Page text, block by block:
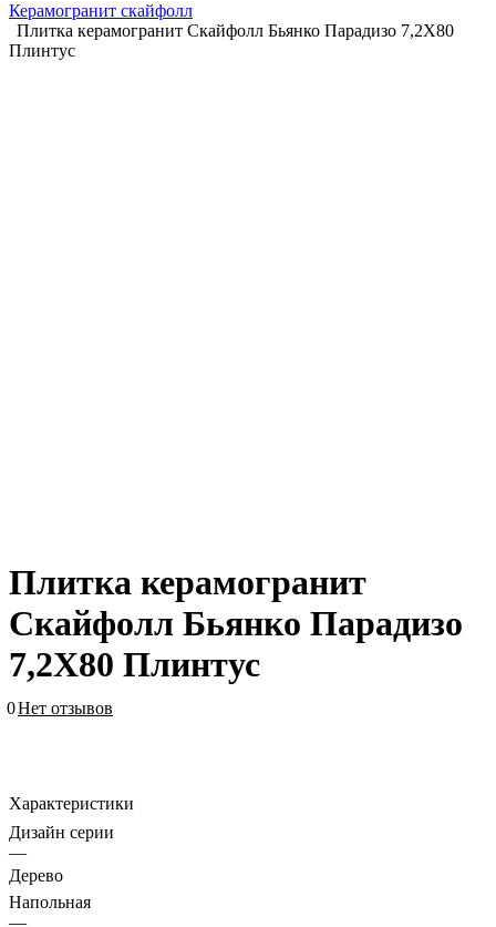
Керамогранит скайфолл
Плитка керамогранит Скайфолл Бьянко Парадизо 7,2X80
Плинтус
Плитка керамогранит
Скайфолл Бьянко Парадизо
7,2X80 Плинтус
0Нет отзывов
Характеристики
Дизайн серии
—
Дерево
Напольная
—